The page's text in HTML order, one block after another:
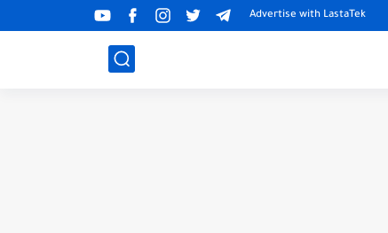
Advertise with LastaTek